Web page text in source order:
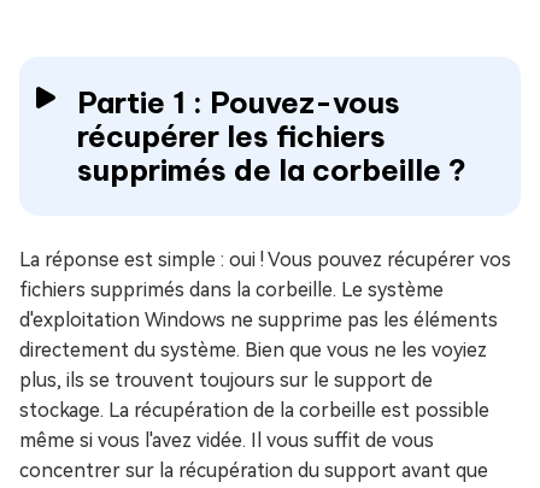
Partie 1 : Pouvez-vous
récupérer les fichiers
supprimés de la corbeille ?
La réponse est simple : oui ! Vous pouvez récupérer vos
fichiers supprimés dans la corbeille. Le système
d'exploitation Windows ne supprime pas les éléments
directement du système. Bien que vous ne les voyiez
plus, ils se trouvent toujours sur le support de
stockage. La récupération de la corbeille est possible
même si vous l'avez vidée. Il vous suffit de vous
concentrer sur la récupération du support avant que